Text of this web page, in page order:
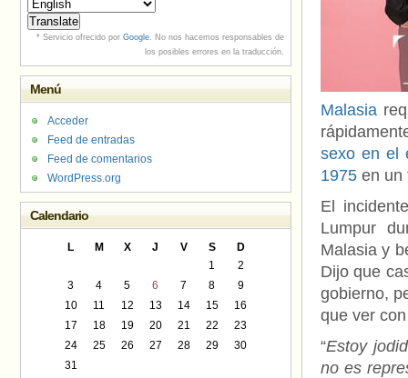
Malasia
sexo en el
1975 en un
El
Lumpur
Malasia y
Dijo que
gobierno,
que ver
“Estoy
no es
* Servicio ofrecido por Google. No nos hacemos responsables de
los posibles errores en la traducción.
Menú
Acceder
Feed de entradas
Feed de comentarios
WordPress.org
Calendario
L M X J V S
D
1
2
3
4 5 6 7 8
9
10
11 12 13 14 15
16
17
18 19 20 21 22
23
24
25 26 27 28 29
30
31